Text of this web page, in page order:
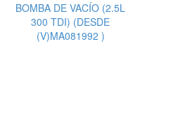
BOMBA DE VACÍO (2.5L
300 TDI) (DESDE
(V)MA081992 )